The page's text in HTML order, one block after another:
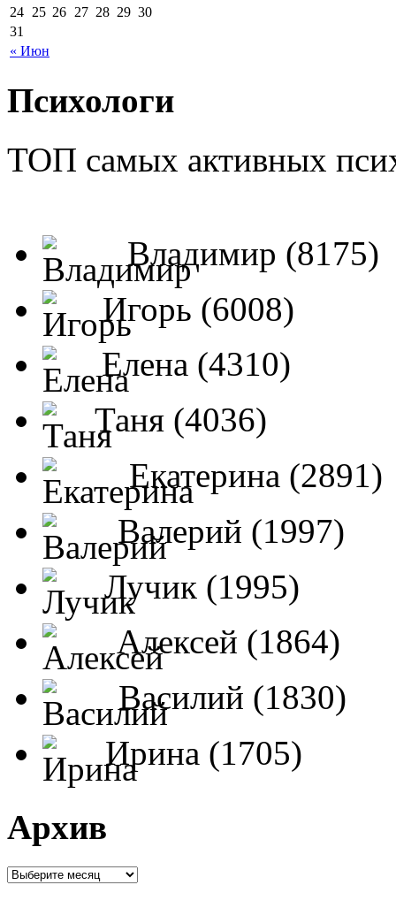
« Июн
24 25 26 27 28 29 30
31
Психологи
ТОП самых активных
Владимир (8175)
Игорь (6008)
Елена (4310)
Таня (4036)
Екатерина (2891)
Валерий (1997)
Лучик (1995)
Алексей (1864)
Василий (1830)
Ирина (1705)
Архив